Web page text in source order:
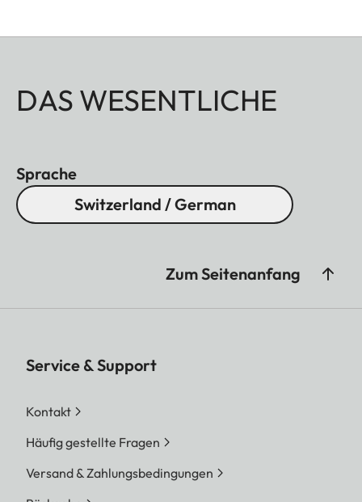
DAS WESENTLICHE
Sprache
Switzerland / German
Zum Seitenanfang
Service & Support
Kontakt
Häufig gestellte Fragen
Versand & Zahlungsbedingungen